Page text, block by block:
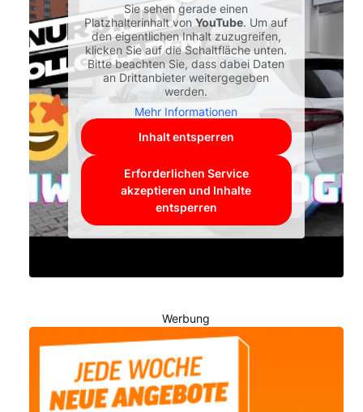
Sie sehen gerade einen
Platzhalterinhalt vonYouTube. Um auf
den eigentlichen Inhalt zuzugreifen,
klicken Sie auf die Schaltfläche unten.
Bitte beachten Sie, dass dabei Daten
an Drittanbieter weitergegeben
werden.
Mehr Informationen
Inhalt entsperren
Erforderlichen Service
akzeptieren und Inhalte
entsperren
Werbung